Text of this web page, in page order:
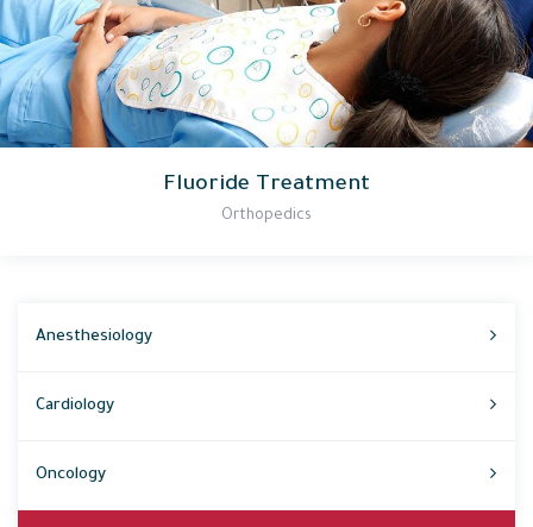
Fluoride Treatment
Orthopedics
Anesthesiology
Cardiology
Oncology